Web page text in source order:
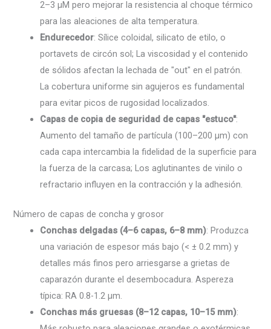
2–3 µM pero mejorar la resistencia al choque térmico
para las aleaciones de alta temperatura.
Endurecedor: Sílice coloidal, silicato de etilo, o
portavets de circón sol; La viscosidad y el contenido
de sólidos afectan la lechada de "out" en el patrón.
La cobertura uniforme sin agujeros es fundamental
para evitar picos de rugosidad localizados.
Capas de copia de seguridad de capas "estuco":
Aumento del tamaño de partícula (100–200 µm) con
cada capa intercambia la fidelidad de la superficie para
la fuerza de la carcasa; Los aglutinantes de vinilo o
refractario influyen en la contracción y la adhesión.
Número de capas de concha y grosor
Conchas delgadas (4–6 capas, 6–8 mm): Produzca
una variación de espesor más bajo (< ± 0.2 mm) y
detalles más finos pero arriesgarse a grietas de
caparazón durante el desembocadura. Aspereza
típica: RA 0.8-1.2 µm.
Conchas más gruesas (8–12 capas, 10–15 mm):